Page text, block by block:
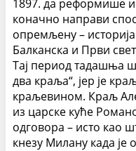
1897. да реформише и
коначно направи
опремљену –
Балканска и Први
Тај период тадашња
два краља“, јер је
краљевином. Краљ
из царске куће
одговора – исто као
кнезу Милану када је